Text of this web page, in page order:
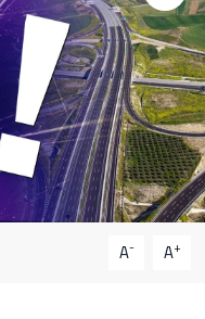
A- A+